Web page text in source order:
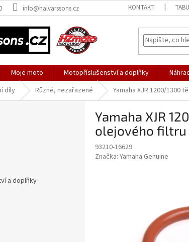
info@halvarssons.cz KONTAKT
Moje moto Motopříslušenství a doplňky
díly Různé, nezařazené Yamaha XJR 1200/
a doplňky
Yamaha XJR
olejového filtru
93210-16629
Značka: Yamaha Genuine